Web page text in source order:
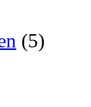
(5)